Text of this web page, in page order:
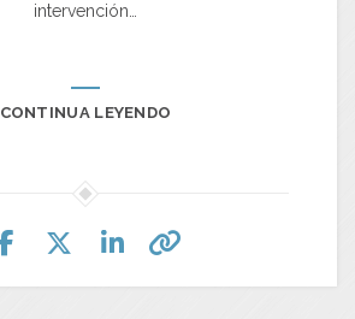
intervención…
CONTINUA LEYENDO